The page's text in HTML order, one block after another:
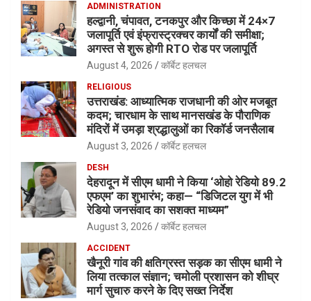
ADMINISTRATION
हल्द्वानी, चंपावत, टनकपुर और किच्छा में 24×7
जलापूर्ति एवं इंफ्रास्ट्रक्चर कार्यों की समीक्षा;
अगस्त से शुरू होगी RTO रोड पर जलापूर्ति
August 4, 2026 कॉर्बेट हलचल
RELIGIOUS
उत्तराखंड: आध्यात्मिक राजधानी की ओर मजबूत
कदम; चारधाम के साथ मानसखंड के पौराणिक
मंदिरों में उमड़ा श्रद्धालुओं का रिकॉर्ड जनसैलाब
August 3, 2026 कॉर्बेट हलचल
DESH
देहरादून में सीएम धामी ने किया ‘ओहो रेडियो 89.2
एफएम’ का शुभारंभ; कहा— “डिजिटल युग में भी
रेडियो जनसंवाद का सशक्त माध्यम”
August 3, 2026 कॉर्बेट हलचल
ACCIDENT
खैनूरी गांव की क्षतिग्रस्त सड़क का सीएम धामी ने
लिया तत्काल संज्ञान; चमोली प्रशासन को शीघ्र
मार्ग सुचारु करने के दिए सख्त निर्देश